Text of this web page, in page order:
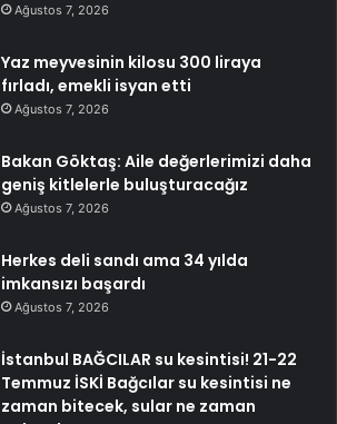
Ağustos 7, 2026
Yaz meyvesinin kilosu 300 liraya
fırladı, emekli isyan etti
Ağustos 7, 2026
Bakan Göktaş: Aile değerlerimizi daha
geniş kitlelerle buluşturacağız
Ağustos 7, 2026
Herkes deli sandı ama 34 yılda
imkansızı başardı
Ağustos 7, 2026
İstanbul BAĞCILAR su kesintisi! 21-22
Temmuz İSKİ Bağcılar su kesintisi ne
zaman bitecek, sular ne zaman